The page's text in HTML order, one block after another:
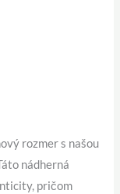
rozmer s našou
nádherná
pričom